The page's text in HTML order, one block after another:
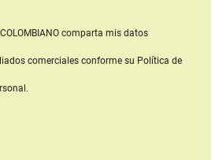
comparta mis datos
comerciales conforme su Política de